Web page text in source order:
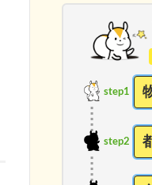
step1
step2